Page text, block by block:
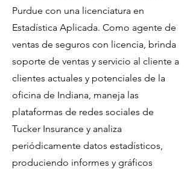
Purdue con una licenciatura en
Estadística Aplicada. Como agente de
ventas de seguros con licencia, brinda
soporte de ventas y servicio al cliente a
clientes actuales y potenciales de la
oficina de Indiana, maneja las
plataformas de redes sociales de
Tucker Insurance y analiza
periódicamente datos estadísticos,
produciendo informes y gráficos